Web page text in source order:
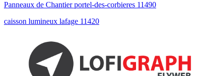
Panneaux de Chantier portel-des-corbieres 11490
caisson lumineux lafage 11420